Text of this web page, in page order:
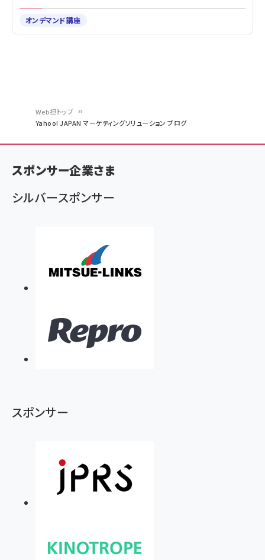
く
ず
Web担トップ
Yahoo! JAPAN マーケティングソリューション ブログ
オンデマンド講座
スポンサー企業さま
シルバースポンサー
スポンサー